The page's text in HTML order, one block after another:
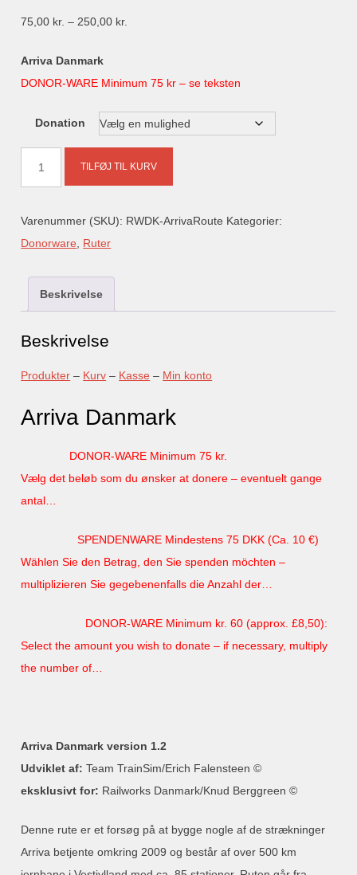
75,00 kr. – 250,00 kr.
250,00 kr.
Arriva Danmark
DONOR-WARE Minimum 75 kr – se teksten
Donation
TILFØJ TIL KURV
Varenummer (SKU): RWDK-ArrivaRoute Kategorier:
Donorware, Ruter
Beskrivelse
Beskrivelse
Produkter – Kurv – Kasse – Min konto
Arriva Danmark
DONOR-WARE Minimum 75 kr.
Vælg det beløb som du ønsker at donere – eventuelt gange
antal…
SPENDENWARE Mindestens 75 DKK (Ca. 10 €)
Wählen Sie den Betrag, den Sie spenden möchten –
multiplizieren Sie gegebenenfalls die Anzahl der…
DONOR-WARE Minimum kr. 60 (approx. £8,50):
Select the amount you wish to donate – if necessary, multiply
the number of…
Arriva Danmark version 1.2
Udviklet af:Team TrainSim/Erich Falensteen ©
eksklusivt for: Railworks Danmark/Knud Berggreen ©
Denne rute er et forsøg på at bygge nogle af de strækninger
Arriva betjente omkring 2009 og består af over 500 km